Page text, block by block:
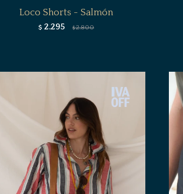
Loco Shorts - Salmón
$ 2.295 $ 2.800